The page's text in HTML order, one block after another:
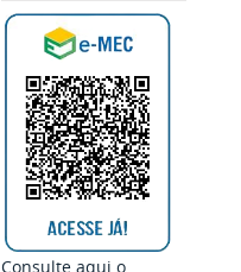
Consulte aqui o